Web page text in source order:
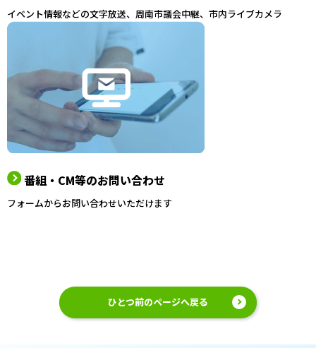
イベント情報などの文字放送、周南市議会中継、市内ライブカメラ
番組・CM等のお問い合わせ
フォームからお問い合わせいただけます
ひとつ前のページへ戻る